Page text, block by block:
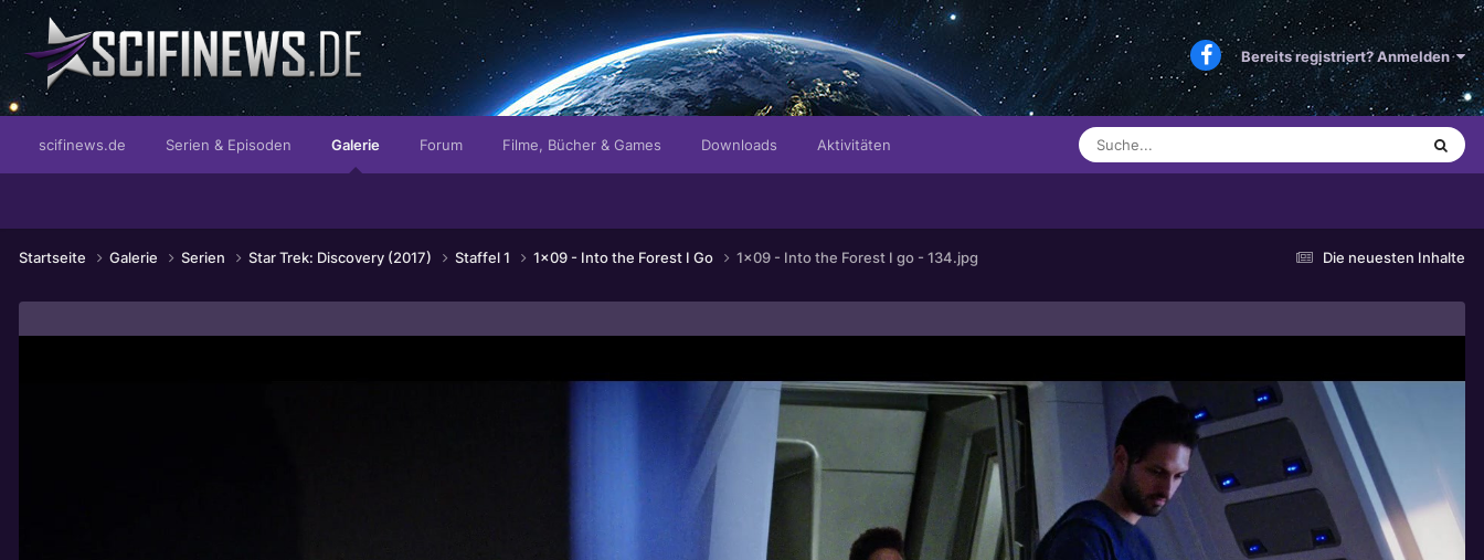
Bereits registriert? Anmelden
scifinews.de Serien & Episoden Galerie Forum Filme, Bücher & Games Downloads Aktivitäten
Die neuesten Inhalte
Startseite Galerie Serien Star Trek: Discovery (2017) Staffel 1 1x09 - Into the Forest I Go 1x09 - Into the Forest I go - 134.jpg